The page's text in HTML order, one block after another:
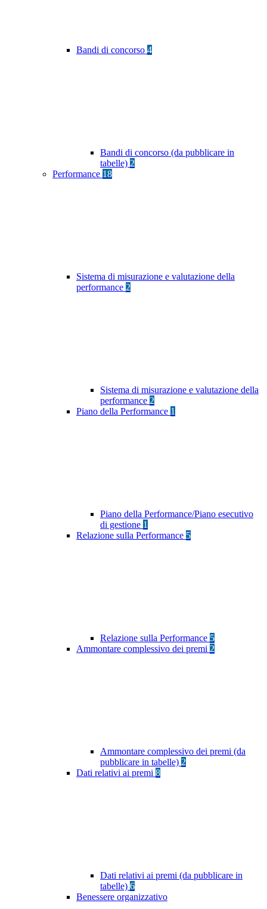
Bandi di concorso 4
Bandi di concorso (da pubblicare in
tabelle) 2
Performance 18
Sistema di misurazione e valutazione della
performance 2
Sistema di misurazione e valutazione della
performance 2
Piano della Performance 1
Piano della Performance/Piano esecutivo
di gestione 1
Relazione sulla Performance 5
Relazione sulla Performance 5
Ammontare complessivo dei premi 2
Ammontare complessivo dei premi (da
pubblicare in tabelle) 2
Dati relativi ai premi 8
Dati relativi ai premi (da pubblicare in
tabelle) 6
Benessere organizzativo